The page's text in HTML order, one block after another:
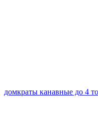
домкраты канавные до 4